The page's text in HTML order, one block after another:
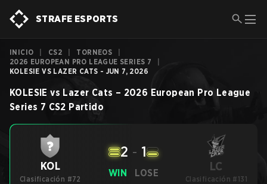
STRAFE ESPORTS
INICIO CS2 TORNEOS
2026 EUROPEAN PRO LEAGUE SERIES 7
KOLESIE VS LAZER CATS - JUN 7, 2026
KOLESIE vs Lazer Cats – 2026 European Pro League
Series 7 CS2 Partido
KOL
Clasificación #72
WIN
2 - 1
LOSE LC
Clasificación #131